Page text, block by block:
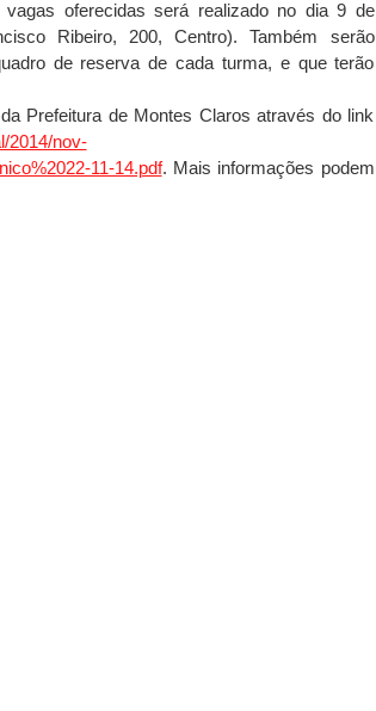
oferecidas será realizado no dia 9 de
Ribeiro, 200, Centro). Também serão
de reserva de cada turma, e que terão
Prefeitura de Montes Claros através do link
2014/nov-
11-14.pdf. Mais informações podem